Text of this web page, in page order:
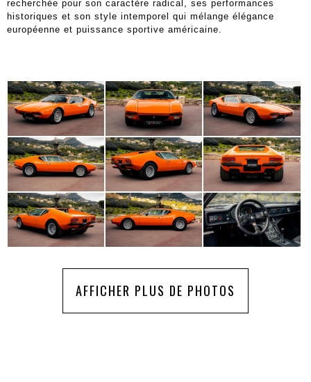
recherchée pour son caractère radical, ses performances
historiques et son style intemporel qui mélange élégance
européenne et puissance sportive américaine.
AFFICHER PLUS DE PHOTOS